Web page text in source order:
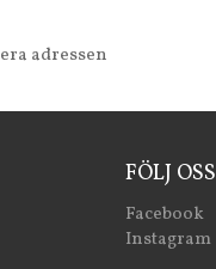
adressen
FÖLJ OSS
Facebook
Instagram